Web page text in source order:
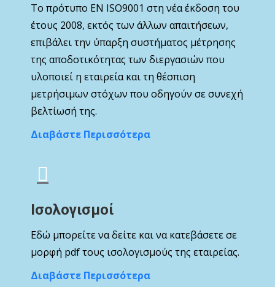
Το πρότυπο ΕΝ ISO9001 στη νέα έκδοση του
έτους 2008, εκτός των άλλων απαιτήσεων,
επιβάλει την ύπαρξη συστήματος μέτρησης
της αποδοτικότητας των διεργασιών που
υλοποιεί η εταιρεία και τη θέσπιση
μετρήσιμων στόχων που οδηγούν σε συνεχή
βελτίωσή της.
Διαβάστε Περισσότερα
Ισολογισμοί
Εδώ μπορείτε να δείτε και να κατεβάσετε σε
μορφή pdf τους ισολογισμούς της εταιρείας.
Διαβάστε Περισσότερα